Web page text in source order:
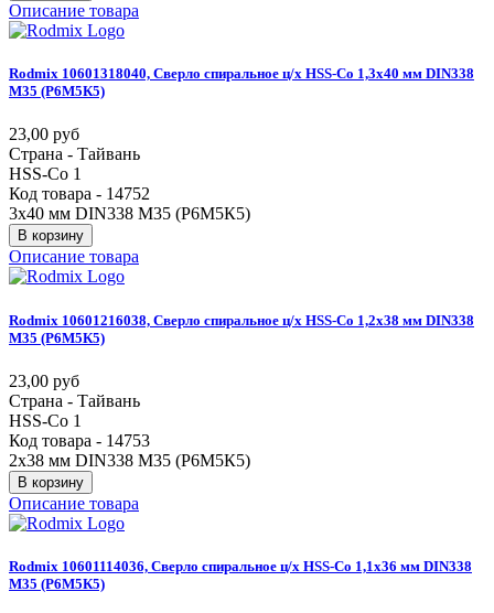
Описание товара
Rodmix 10601318040, Сверло спиральное ц/х HSS-Co 1,3х40 мм DIN338
М35 (Р6М5К5)
23,00 руб
Страна - Тайвань
HSS-Co 1
Код товара - 14752
3х40 мм DIN338 М35 (Р6М5К5)
В корзину
Описание товара
Rodmix 10601216038, Сверло спиральное ц/х HSS-Co 1,2х38 мм DIN338
М35 (Р6М5К5)
23,00 руб
Страна - Тайвань
HSS-Co 1
Код товара - 14753
2х38 мм DIN338 М35 (Р6М5К5)
В корзину
Описание товара
Rodmix 10601114036, Сверло спиральное ц/х HSS-Co 1,1х36 мм DIN338
М35 (Р6М5К5)